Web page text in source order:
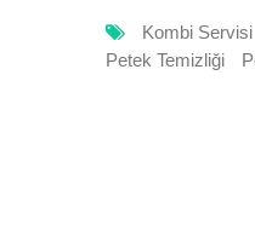
Kombi Servisi
Petek Temizliği